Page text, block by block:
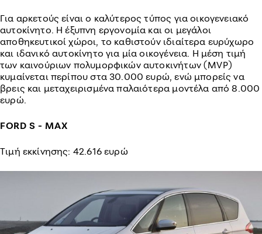
Για αρκετούς είναι ο καλύτερος τύπος για οικογενειακό
αυτοκίνητο. Η έξυπνη εργονομία και οι μεγάλοι
αποθηκευτικοί χώροι, το καθιστούν ιδιαίτερα ευρύχωρο
και ιδανικό αυτοκίνητο για μία οικογένεια. Η μέση τιμή
των καινούριων πολυμορφικών αυτοκινήτων (MVP)
κυμαίνεται περίπου στα 30.000 ευρώ, ενώ μπορείς να
βρεις και μεταχειρισμένα παλαιότερα μοντέλα από 8.000
ευρώ.
FORD S - MAX
Τιμή εκκίνησης: 42.616 ευρώ